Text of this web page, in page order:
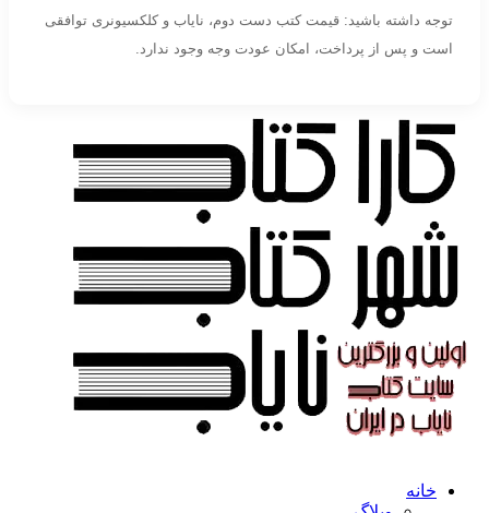
توجه داشته باشید: قیمت کتب دست دوم، نایاب و کلکسیونری توافقی
است و پس از پرداخت، امکان عودت وجه وجود ندارد.
خانه